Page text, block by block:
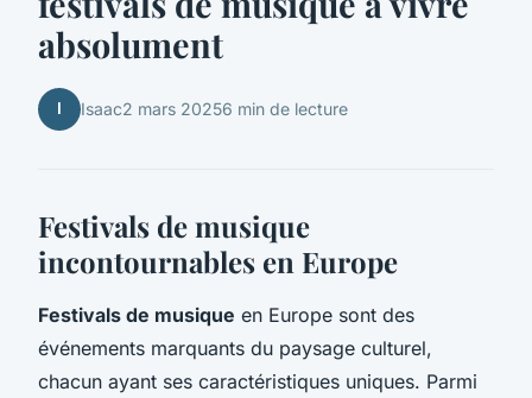
absolument
I Isaac2 mars 20256 min de lecture
Festivals de musique
incontournables en Europe
Festivals de musique en Europe sont des
événements marquants du paysage culturel,
chacun ayant ses caractéristiques uniques. Parmi